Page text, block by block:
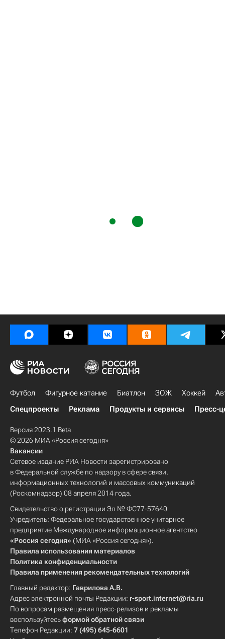
Футбол Фигурное катание Биатлон ЗОЖ Хоккей
Спецпроекты
Реклама Продукты и сервисы Пресс-
Версия 2023.1 Beta
© 2026 МИА «Россия сегодня»
Вакансии
Сетевое издание РИА Новости зарегистрировано
в Федеральной службе по надзору в сфере связи,
информационных технологий и массовых коммуникаций
(Роскомнадзор) 08 апреля 2014 года.
Свидетельство о регистрации Эл № ФС77-57640
Учредитель: Федеральное государственное унитарное
предприятие Международное информационное агентство
«Россия сегодня» (МИА «Россия сегодня»).
Правила использования материалов
Политика конфиденциальности
Правила применения рекомендательных технологий
Главный редактор: Гаврилова А.В.
Адрес электронной почты Редакции: r-sport.internet@ria.ru
По вопросам размещения пресс-релизов и рекламы
воспользуйтесьформой обратной связи
Телефон Редакции: 7 (495) 645-6601